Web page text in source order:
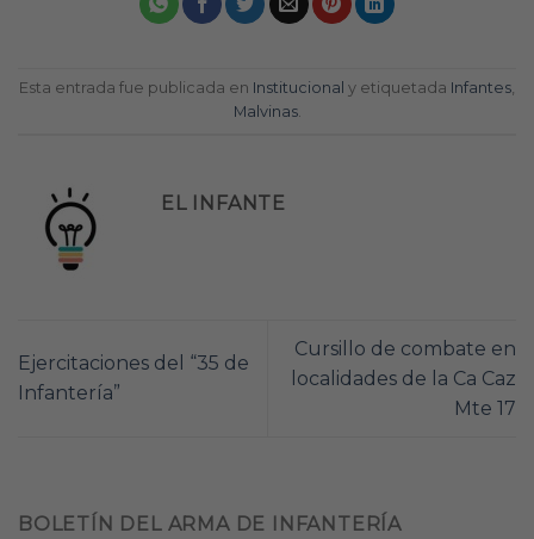
Esta entrada fue publicada en Institucional y etiquetada Infantes,
Malvinas.
EL INFANTE
Ejercitaciones del “35 de
Infantería”
Cursillo de combate en
localidades de la Ca Caz
Mte 17
BOLETÍN DEL ARMA DE INFANTERÍA